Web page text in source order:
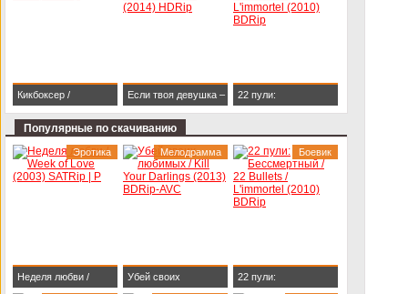
Кикбоксер /
Kickboxer (1989)
Если твоя девушка –
зомби / Life After Beth
22 пули:
(2010) BDRip
Популярные по скачиванию
Неделя любви /
Эротика
Убей своих
Мелодрамма
22 пули:
Боевик